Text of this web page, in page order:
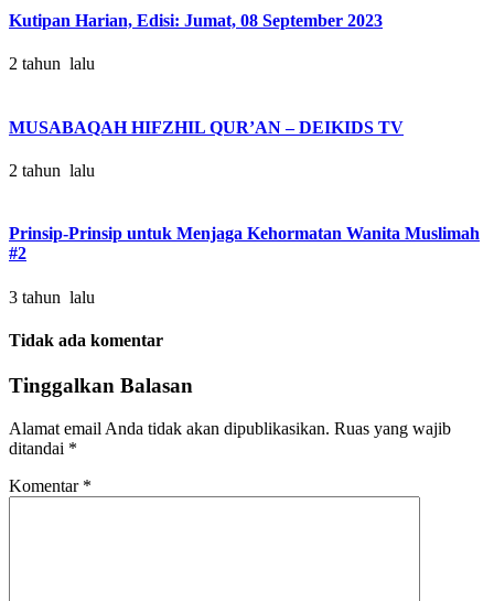
Kutipan Harian, Edisi: Jumat, 08 September 2023
2 tahun lalu
MUSABAQAH HIFZHIL QUR’AN – DEIKIDS TV
2 tahun lalu
Prinsip-Prinsip untuk Menjaga Kehormatan Wanita Muslimah
#2
3 tahun lalu
Tidak ada komentar
Tinggalkan Balasan
Alamat email Anda tidak akan dipublikasikan. Ruas yang wajib
ditandai *
Komentar *